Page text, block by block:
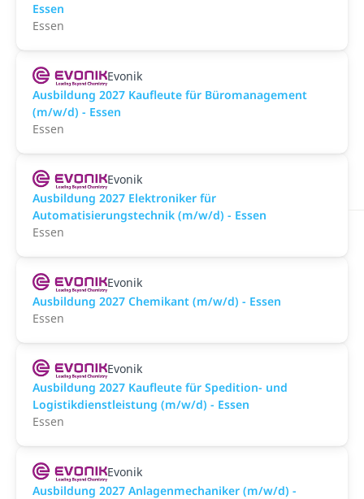
Essen
Essen
Evonik
Ausbildung 2027 Kaufleute für Büromanagement
(m/w/d) - Essen
Essen
Evonik
Ausbildung 2027 Elektroniker für
Automatisierungstechnik (m/w/d) - Essen
Essen
Evonik
Ausbildung 2027 Chemikant (m/w/d) - Essen
Essen
Evonik
Ausbildung 2027 Kaufleute für Spedition- und
Logistikdienstleistung (m/w/d) - Essen
Essen
Evonik
Ausbildung 2027 Anlagenmechaniker (m/w/d) -